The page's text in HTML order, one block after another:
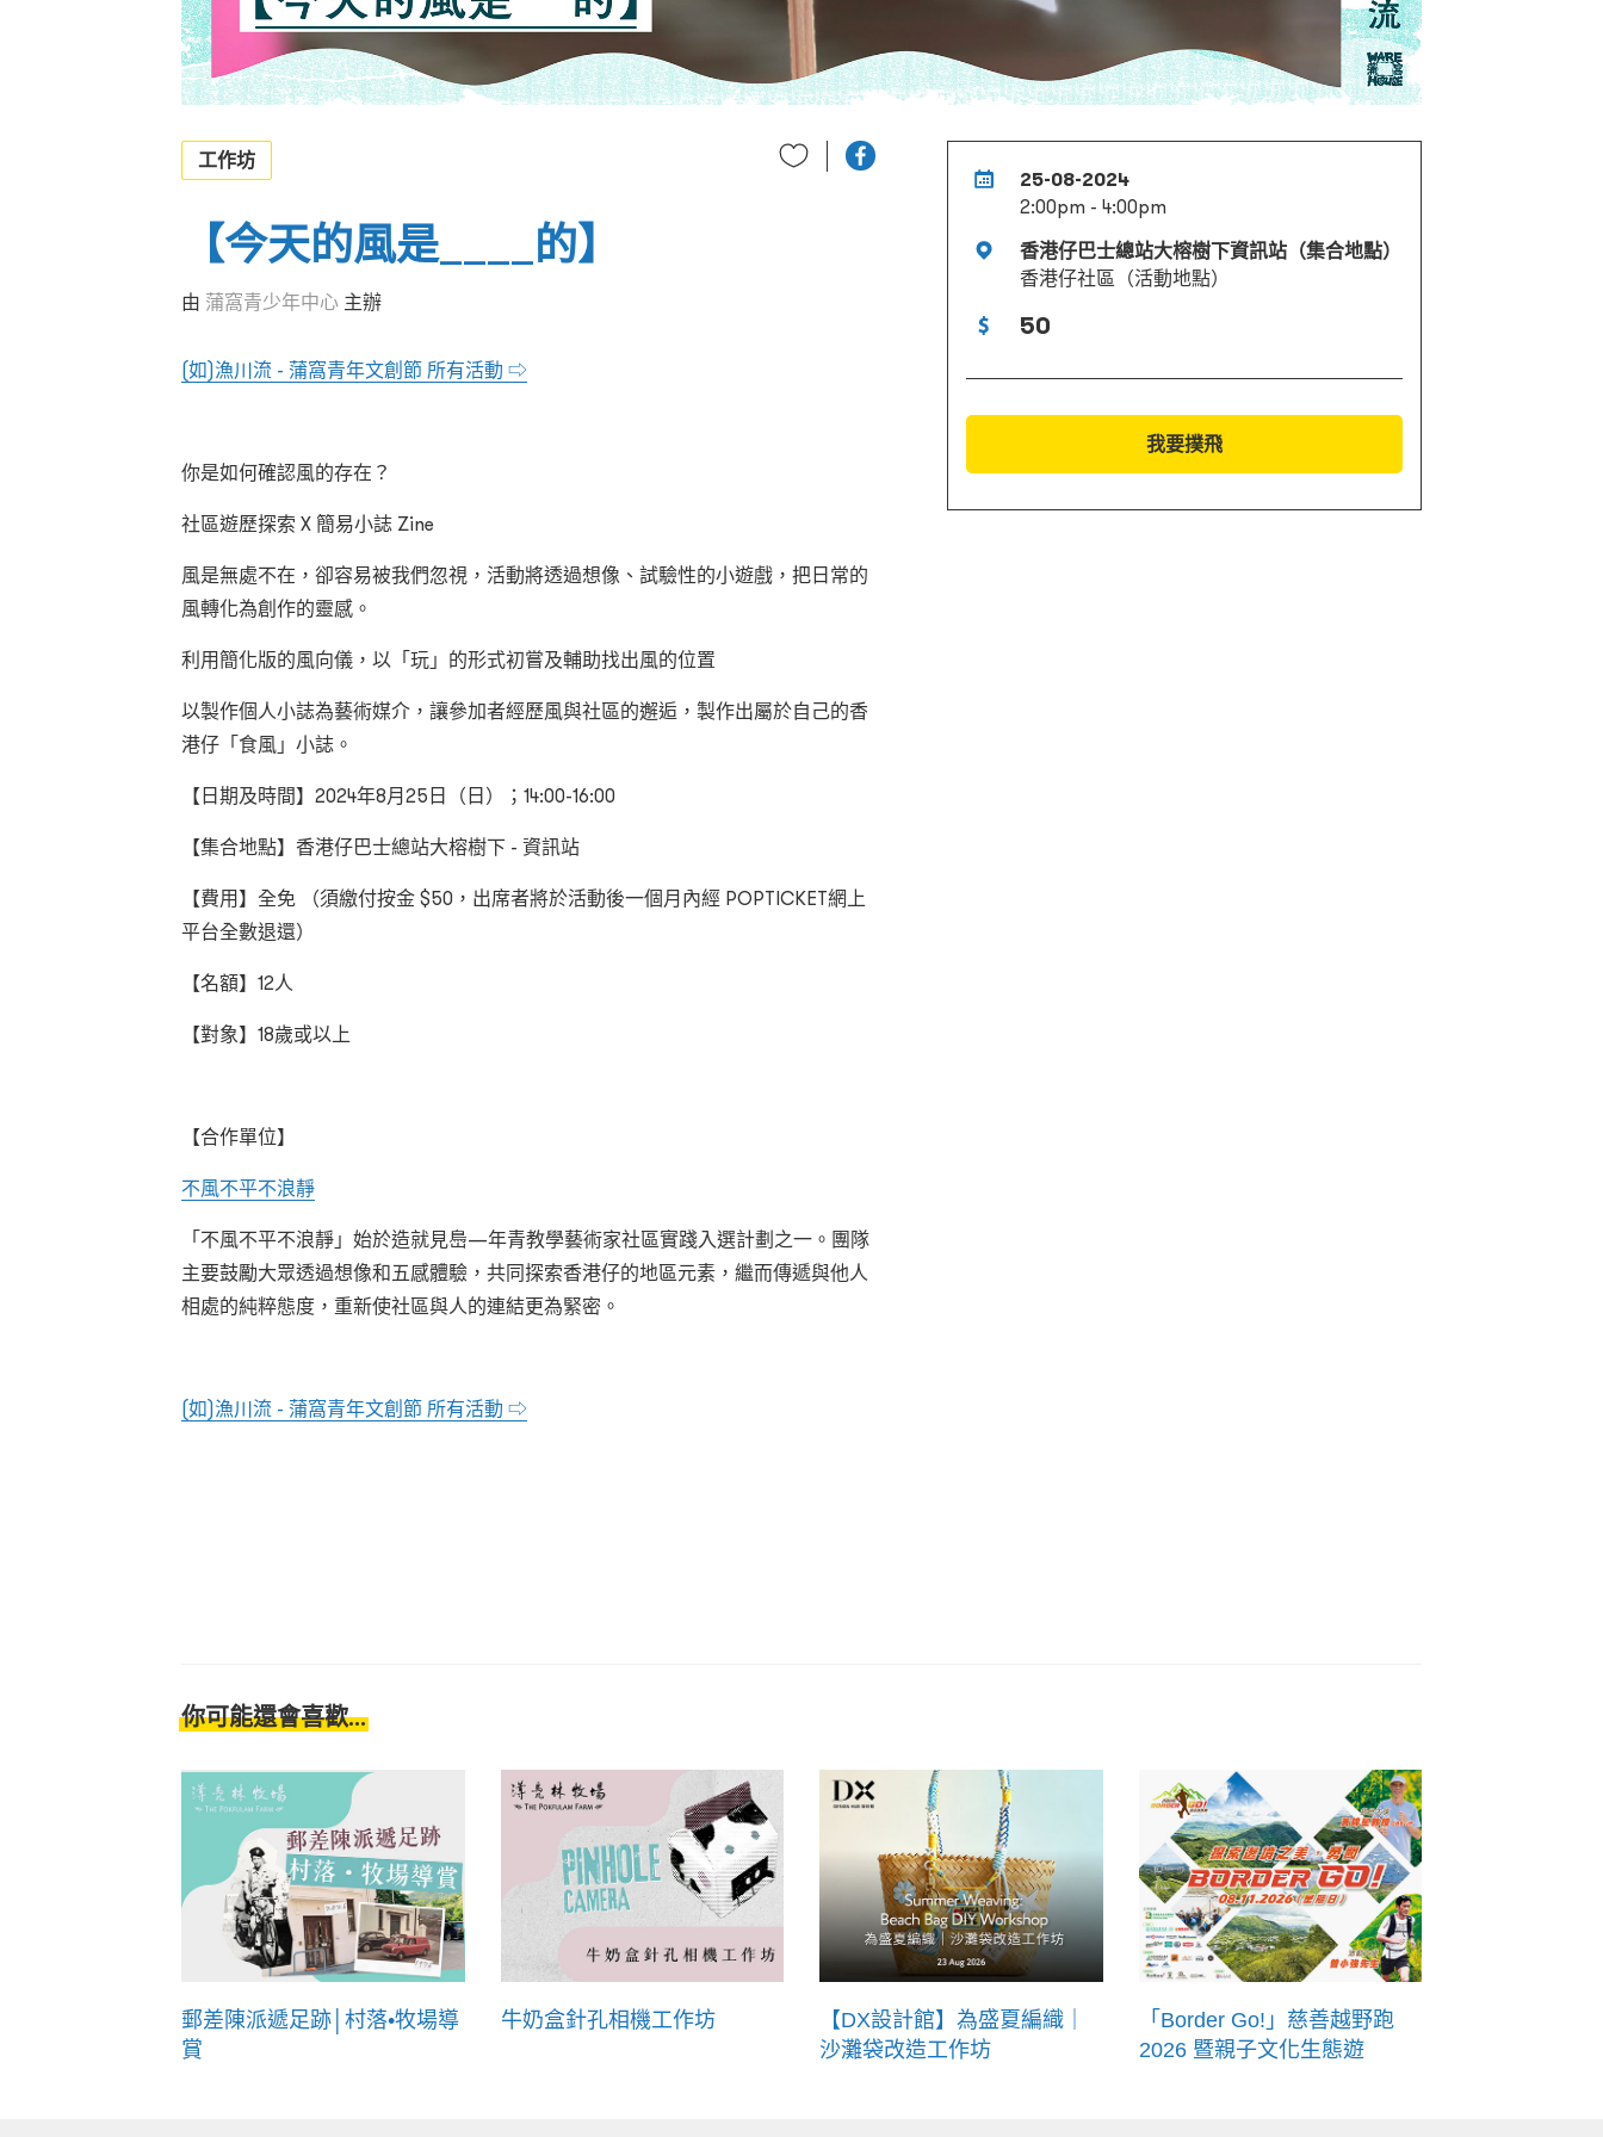
25-08-2024
2:00pm - 4:00pm
香港仔巴士總站大榕樹下資訊站（集合地點）
香港仔社區（活動地點）
50
我要撲飛
工作坊
【今天的風是____的】
由 蒲窩青少年中心 主辦
(如)漁川流 - 蒲窩青年文創節 所有活動 ⇨
你是如何確認風的存在？
社區遊歷探索 X 簡易小誌 Zine
風是無處不在，卻容易被我們忽視，活動將透過想像、試驗性的小遊戲，把日常的
風轉化為創作的靈感。
利用簡化版的風向儀，以「玩」的形式初嘗及輔助找出風的位置
以製作個人小誌為藝術媒介，讓參加者經歷風與社區的邂逅，製作出屬於自己的香
港仔「食風」小誌。
【日期及時間】2024年8月25日（日）；14:00-16:00
【集合地點】香港仔巴士總站大榕樹下 - 資訊站
【費用】全免 （須繳付按金 $50，出席者將於活動後一個月內經 POPTICKET網上
平台全數退還）
【名額】12人
【對象】18歲或以上
【合作單位】
不風不平不浪靜
「不風不平不浪靜」始於造就見㠀—年青教學藝術家社區實踐入選計劃之一。團隊
主要鼓勵大眾透過想像和五感體驗，共同探索香港仔的地區元素，繼而傳遞與他人
相處的純粹態度，重新使社區與人的連結更為緊密。
(如)漁川流 - 蒲窩青年文創節 所有活動 ⇨
你可能還會喜歡...
郵差陳派遞足跡│村落•牧場導
賞
牛奶盒針孔相機工作坊
【DX設計館】為盛夏編織｜
沙灘袋改造工作坊
「Border Go!」慈善越野跑
2026 暨親子文化生態遊